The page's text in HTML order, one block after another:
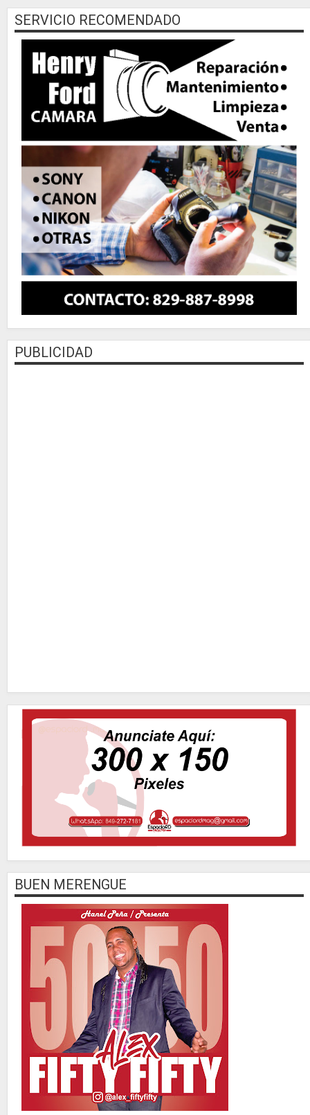
SERVICIO RECOMENDADO
PUBLICIDAD
BUEN MERENGUE